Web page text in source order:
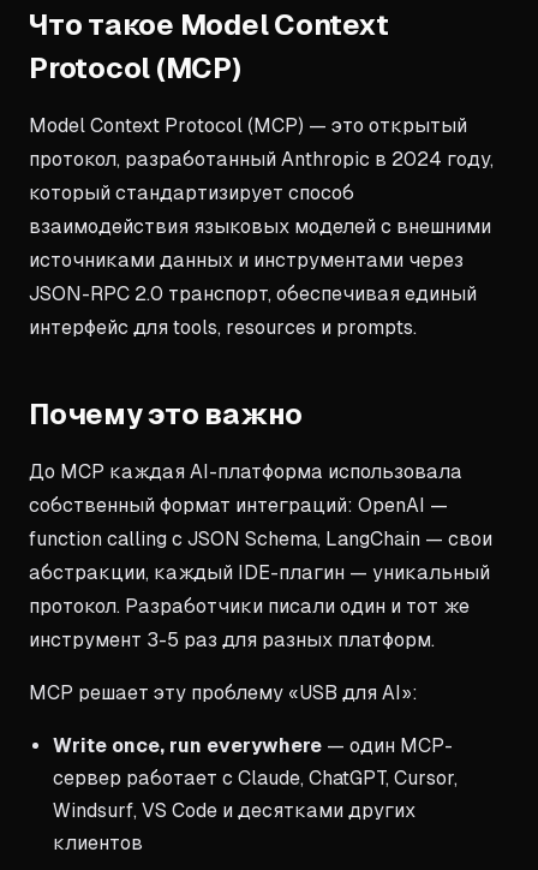
Что такое Model Context
Protocol (MCP)
Model Context Protocol (MCP) — это открытый
протокол, разработанный Anthropic в 2024 году,
который стандартизирует способ
взаимодействия языковых моделей с внешними
источниками данных и инструментами через
JSON-RPC 2.0 транспорт, обеспечивая единый
интерфейс для tools, resources и prompts.
Почему это важно
До MCP каждая AI-платформа использовала
собственный формат интеграций: OpenAI —
function calling с JSON Schema, LangChain — свои
абстракции, каждый IDE-плагин — уникальный
протокол. Разработчики писали один и тот же
инструмент 3-5 раз для разных платформ.
MCP решает эту проблему «USB для AI»:
Write once, run everywhere — один MCP-
сервер работает с Claude, ChatGPT, Cursor,
Windsurf, VS Code и десятками других
клиентов